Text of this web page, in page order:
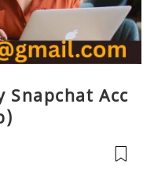
Snapchat Acc